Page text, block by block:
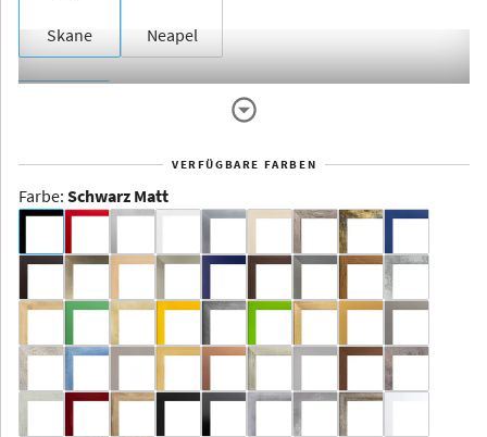
Skane Neapel
Rahmenloser
Bildhalter
VERFÜGBARE FARBEN
Farbe: Schwarz Matt